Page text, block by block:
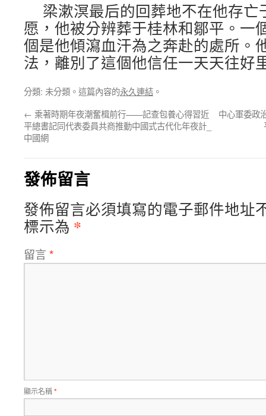
梁漱溟最后的回葬地不在他存
愿，他被分辨葬于桂林和鄒平。一
個是他傾瀉血汗為之奔赴的處所。
法，離別了這個他信任一天天往好
分類: 未分類。這篇內容的永久連結 。
← 乘著時期年夜潮奮楫前行——記查包養心得習近
平總書記同代表委員共商推動中國式古代化年夜計_
中國網
中心軍委政
發佈留言
發佈留言必須填寫的電子郵件地址
標示為 *
留言 *
顯示名稱*